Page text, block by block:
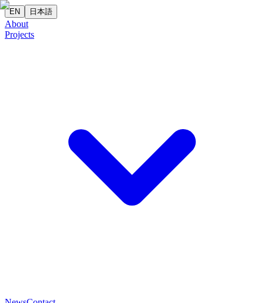
EN 日本語
About
Projects